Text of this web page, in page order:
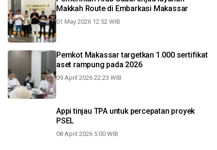
Makkah Route di Embarkasi Makassar
01 May 2026 12:52 WIB
Pemkot Makassar targetkan 1.000 sertifikat
aset rampung pada 2026
09 April 2026 22:23 WIB
Appi tinjau TPA untuk percepatan proyek
PSEL
08 April 2026 5:00 WIB